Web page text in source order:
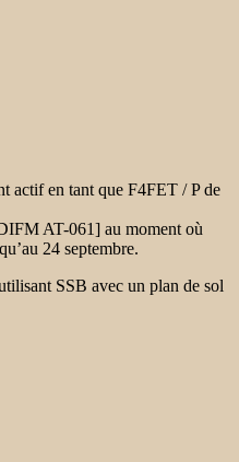
actif en tant que F4FET / P de
AT-061] au moment où
24 septembre.
SSB avec un plan de sol